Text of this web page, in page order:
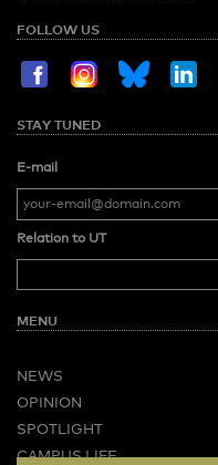
FOLLOW US
STAY TUNED
E-mail
Relation to UT
MENU
NEWS
OPINION
SPOTLIGHT
CAMPUS LIFE